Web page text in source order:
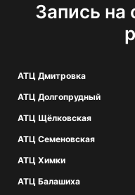
Запись на
АТЦ Дмитровка
АТЦ Долгопрудный
АТЦ Щёлковская
АТЦ Семеновская
АТЦ Химки
АТЦ Балашиха